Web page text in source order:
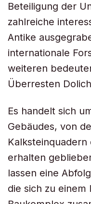
Beteiligung der
zahlreiche
Antike
internationale
weiteren
Überresten
Es handelt sich
Gebäudes, von
erhalten
lassen eine
die sich zu